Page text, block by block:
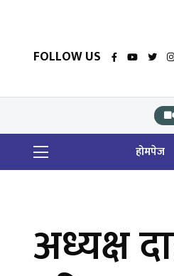
FOLLOW US
होमपेज
अध्यक्ष